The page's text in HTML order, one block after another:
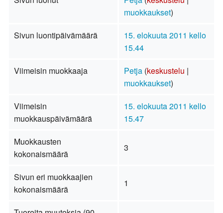
muokkaukset)
Sivun luontipäivämäärä
15. elokuuta 2011 kello
15.44
Viimeisin muokkaaja
Petja (keskustelu |
muokkaukset)
Viimeisin
muokkauspäivämäärä
15. elokuuta 2011 kello
15.47
Muokkausten
kokonaismäärä
3
Sivun eri muokkaajien
kokonaismäärä
1